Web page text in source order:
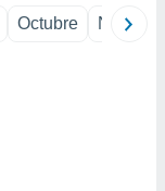
Octubre